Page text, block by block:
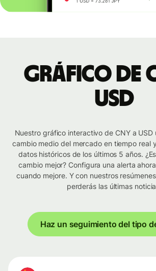
Gráfico de
USD
Nuestro gráfico interactivo de CNY a
cambio medio del mercado en tiempo real
datos históricos de los últimos 5 años.
cambio mejor? Configura una alerta
cuando mejore. Y con nuestros
perderás las últimas
Haz un seguimiento del tipo